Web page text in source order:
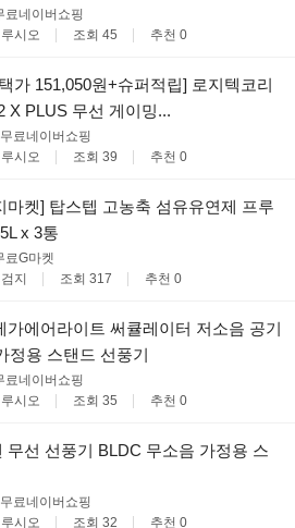
료네이버쇼핑
시오 조회 45 추천 0
가 151,050원+슈퍼적립] 로지텍코리
X PLUS 무선 게이밍...
료네이버쇼핑
시오 조회 39 추천 0
마켓] 탑스텝 고농축 섬유유연제 프루
x 3통
료G마켓
지 조회 317 추천 0
가에어라이트 써큘레이터 저소음 공기
정용 스탠드 선풍기
료네이버쇼핑
시오 조회 35 추천 0
무선 선풍기 BLDC 무소음 가정용 스
료네이버쇼핑
시오 조회 32 추천 0